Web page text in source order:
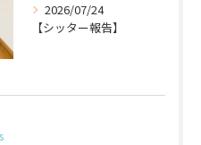
2026/07/24
【シッター報告】